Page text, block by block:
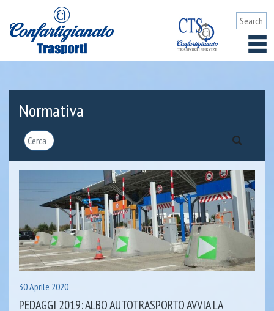
Normativa
30 Aprile 2020
PEDAGGI 2019: ALBO AUTOTRASPORTO AVVIA LA